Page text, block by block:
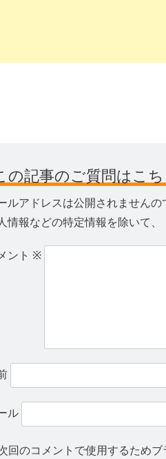
の記事のご質問はこ
ルアドレスは公開されませんの
情報などの特定情報を除いて、
ント ※
ル
回のコメントで使用するため